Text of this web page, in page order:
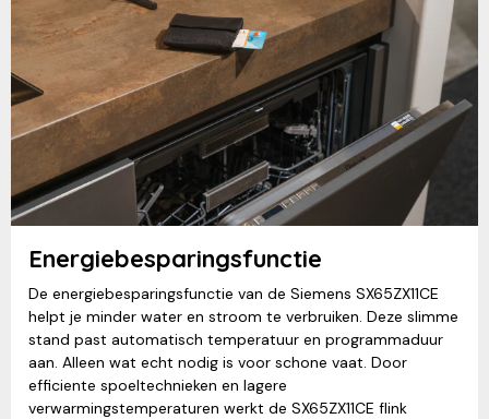
Energiebesparingsfunctie
De energiebesparingsfunctie van de Siemens SX65ZX11CE
helpt je minder water en stroom te verbruiken. Deze slimme
stand past automatisch temperatuur en programmaduur
aan. Alleen wat echt nodig is voor schone vaat. Door
efficiente spoeltechnieken en lagere
verwarmingstemperaturen werkt de SX65ZX11CE flink